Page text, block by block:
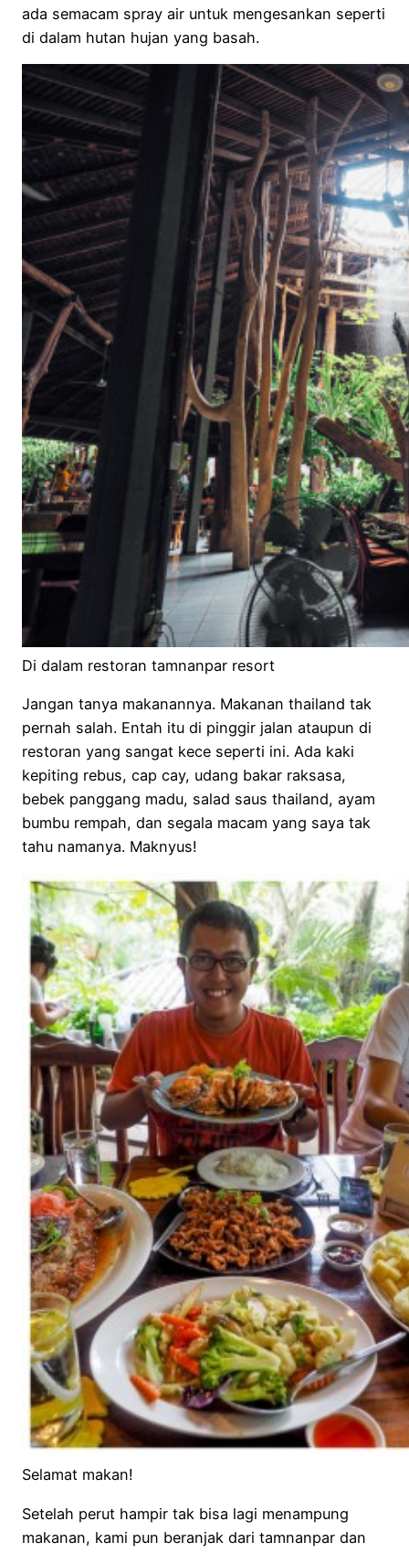
ada semacam spray air untuk mengesankan seperti
di dalam hutan hujan yang basah.
Di dalam restoran tamnanpar resort
Jangan tanya makanannya. Makanan thailand tak
pernah salah. Entah itu di pinggir jalan ataupun di
restoran yang sangat kece seperti ini. Ada kaki
kepiting rebus, cap cay, udang bakar raksasa,
bebek panggang madu, salad saus thailand, ayam
bumbu rempah, dan segala macam yang saya tak
tahu namanya. Maknyus!
Selamat makan!
Setelah perut hampir tak bisa lagi menampung
makanan, kami pun beranjak dari tamnanpar dan